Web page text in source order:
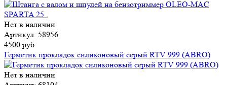
Нет в наличии
Артикул: 58956
4500 руб
Герметик прокладок силиконовый серый RTV 999 (ABRO)
Нет в наличии